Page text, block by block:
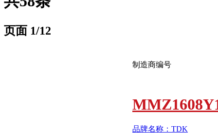
页面 1/12
制造商编号
品牌名称：TDK